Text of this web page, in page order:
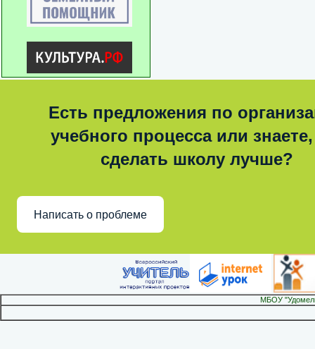
Есть предложения по
учебного процесса или знаете,
сделать школу лучше?
Написать о проблеме
МБОУ